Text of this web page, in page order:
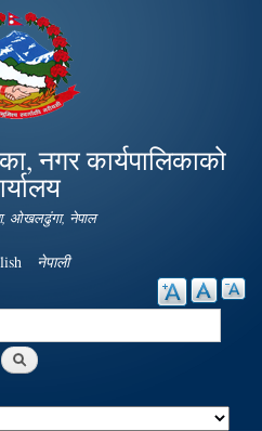
नगर कार्यपालिकाको
ओखलढुंगा, नेपाल
नेपाली